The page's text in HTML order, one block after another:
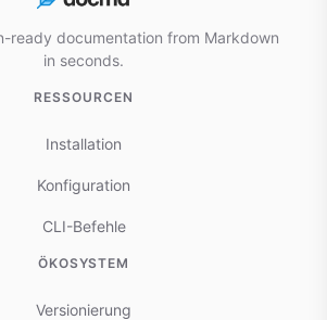
ready documentation from Markdown
in seconds.
RESSOURCEN
Installation
Konfiguration
CLI-Befehle
ÖKOSYSTEM
Versionierung